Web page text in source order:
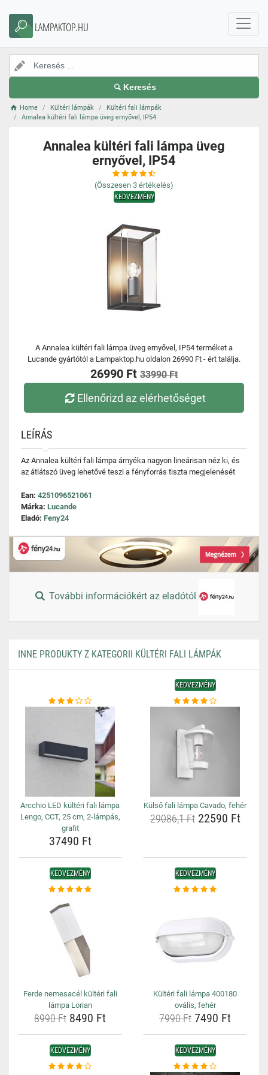
LAMPAKTOP.HU
Keresés
Home Kültéri lámpák
Kültéri fali lámpák
Annalea kültéri fali lámpa üveg ernyővel, IP54
Annalea kültéri fali lámpa üveg
ernyővel, IP54
(Összesen 3 értékelés)
KEDVEZMÉNY
A Annalea kültéri fali lámpa üveg ernyővel, IP54 terméket a
Lucande gyártótól a Lampaktop.hu oldalon 26990 Ft - ért találja.
26990 Ft 33990 Ft
Ellenőrizd az elérhetőséget
LEÍRÁS
Az Annalea kültéri fali lámpa árnyéka nagyon lineárisan néz ki, és
az átlátszó üveg lehetővé teszi a fényforrás tiszta megjelenését
Ean: 4251096521061
Márka: Lucande
Eladó: Feny24
További információkért az eladótól
INNE PRODUKTY Z KATEGORII KÜLTÉRI FALI LÁMPÁK
Arcchio LED kültéri fali lámpa
Lengo, CCT, 25 cm, 2-lámpás,
grafit
37490 Ft
KEDVEZMÉNY
Külső fali lámpa Cavado, fehér
29086,1 Ft22590 Ft
KEDVEZMÉNY
Ferde nemesacél kültéri fali
lámpa Lorian
8990 Ft 8490 Ft
KEDVEZMÉNY
Kültéri fali lámpa 400180
ovális, fehér
7990 Ft 7490 Ft
KEDVEZMÉNY KEDVEZMÉNY